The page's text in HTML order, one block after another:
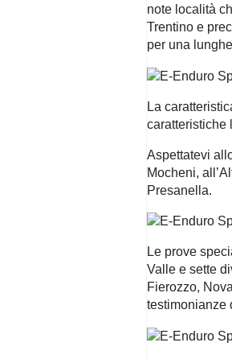
note località
Trentino e
per una
La
caratteristiche
Aspettatevi
Mocheni,
Presanella.
Le prove
Valle e sette
Fierozzo,
testimonianze